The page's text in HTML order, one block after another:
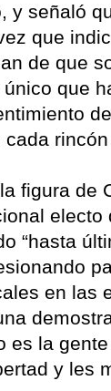
y señaló
que
de que
que
figura de
electo
“hasta
en las
es la
y les